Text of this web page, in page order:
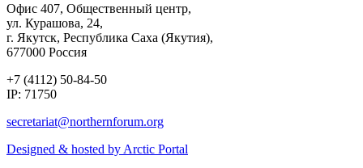
Офис 407, Общественный центр,
ул. Курашова, 24,
г. Якутск, Республика Саха (Якутия),
677000 Россия
+7 (4112) 50-84-50
IP: 71750
Designed & hosted by Arctic Portal